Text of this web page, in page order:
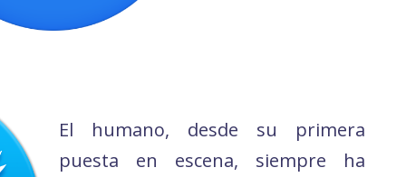
El humano, desde su primera
puesta en escena, siempre ha